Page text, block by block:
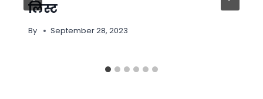
लिस्ट
By September 28, 2023